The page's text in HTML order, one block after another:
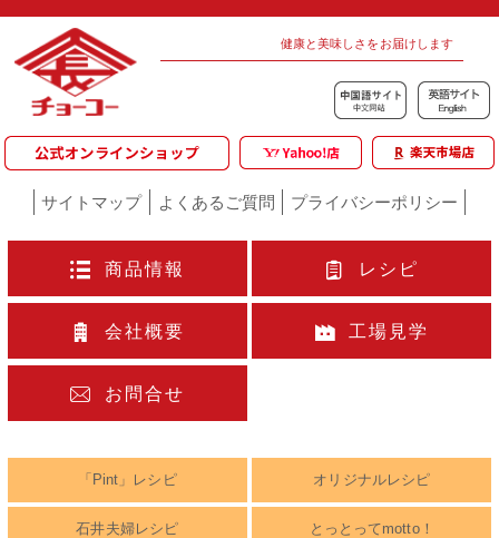
健康と美味しさをお届けします
サイトマップ よくあるご質問 プライバシーポリシー
商品情報 レシピ
会社概要 工場見学
お問合せ
「Pint」レシピ オリジナルレシピ
石井夫婦レシピ とっとってmotto！